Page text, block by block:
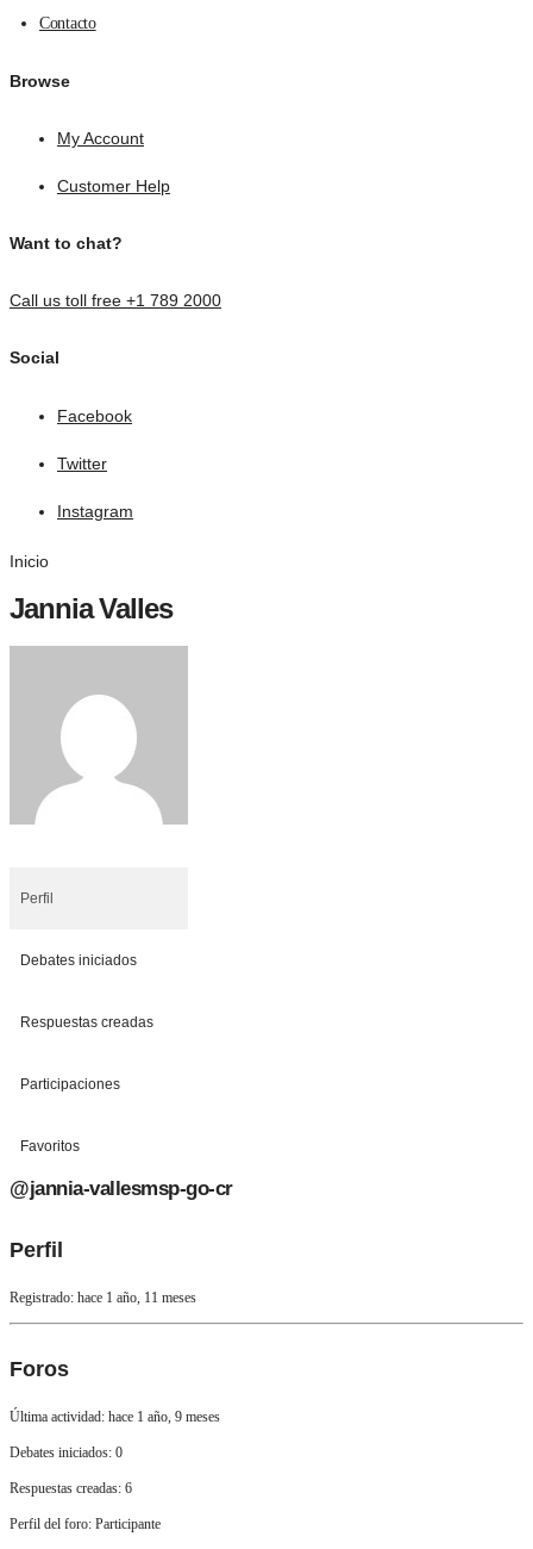
Contacto
Browse
My Account
Customer Help
Want to chat?
Call us toll free +1 789 2000
Social
Facebook
Twitter
Instagram
Inicio
Jannia Valles
Perfil
Debates iniciados
Respuestas creadas
Participaciones
Favoritos
@jannia-vallesmsp-go-cr
Perfil
Registrado: hace 1 año, 11 meses
Foros
Última actividad: hace 1 año, 9 meses
Debates iniciados: 0
Respuestas creadas: 6
Perfil del foro: Participante